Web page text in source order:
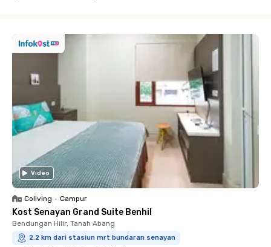
Video
Coliving • Campur
Kost Senayan Grand Suite Benhil
Bendungan Hilir, Tanah Abang
2.2 km dari stasiun mrt bundaran senayan